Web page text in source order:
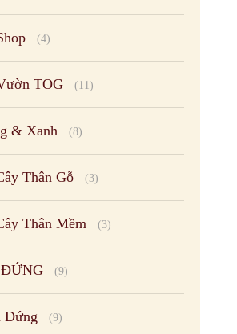
(4)
TOG (11)
& Xanh (8)
Thân Gỗ (3)
Thân Mềm (3)
(9)
Đứng (9)